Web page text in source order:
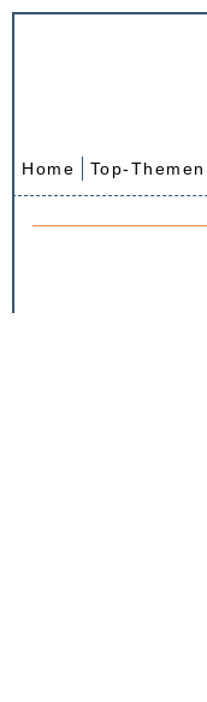
Home Top-Themen